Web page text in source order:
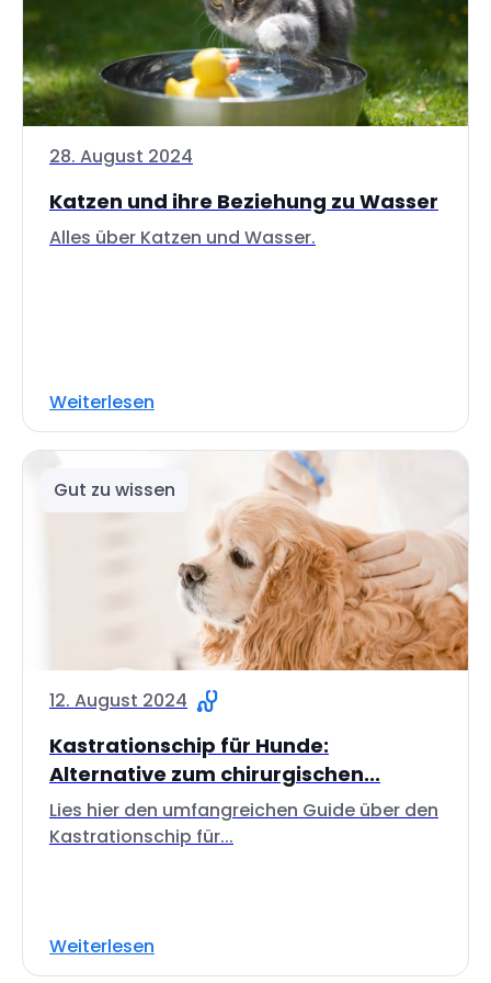
28. August 2024
Katzen und ihre Beziehung zu Wasser
Alles über Katzen und Wasser.
Weiterlesen
Gut zu wissen
12. August 2024
Kastrationschip für Hunde:
Alternative zum chirurgischen...
Lies hier den umfangreichen Guide über den
Kastrationschip für...
Weiterlesen